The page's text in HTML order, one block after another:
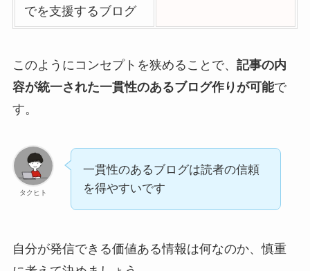
でを支援するブログ
このようにコンセプトを狭めることで、 記事の内
容が統一された一貫性のあるブログ作りが可能で
す。
タクヒト
一貫性のあるブログは読者の信頼
を得やすいです
自分が発信できる価値ある情報は何なのか、慎重